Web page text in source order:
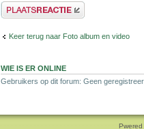
Plaats een reactie
Keer terug naar Foto album en video
WIE IS ER ONLINE
Gebruikers op dit forum: Geen